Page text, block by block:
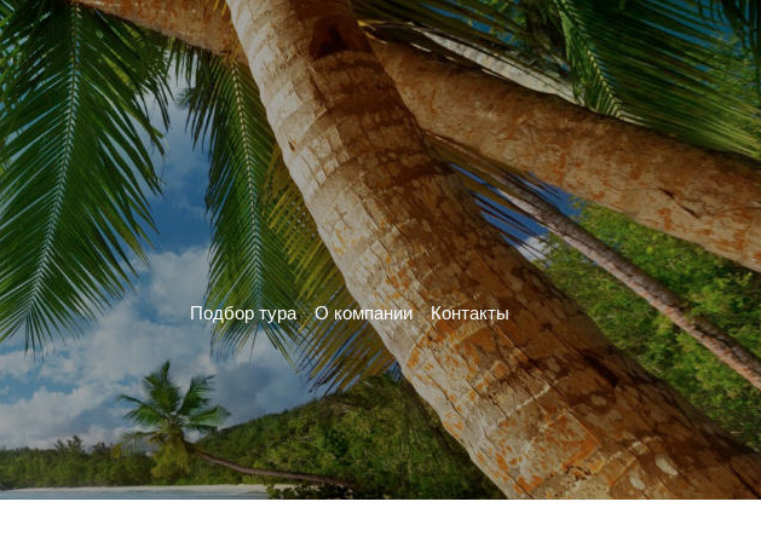
Подбор тура О компании Контакты